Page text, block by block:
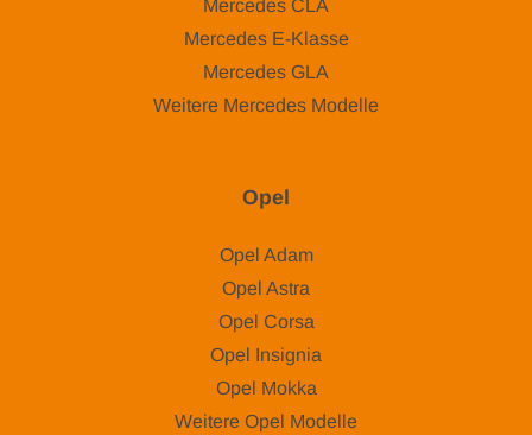
Mercedes CLA
Mercedes E-Klasse
Mercedes GLA
Weitere Mercedes Modelle
Opel
Opel Adam
Opel Astra
Opel Corsa
Opel Insignia
Opel Mokka
Weitere Opel Modelle